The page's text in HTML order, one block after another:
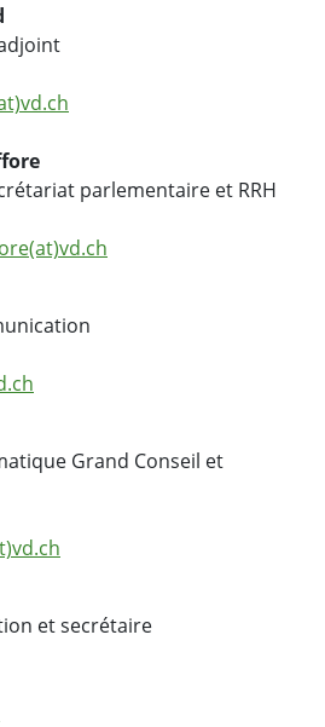
parlementaire et RRH
Grand Conseil et
et secrétaire